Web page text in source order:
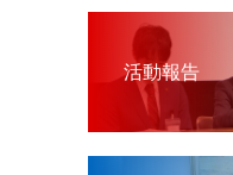
活動報告